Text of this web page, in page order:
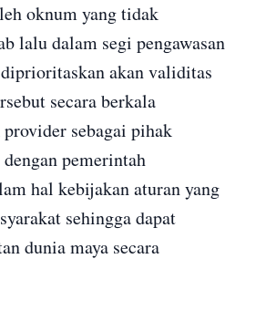
oknum yang tidak
lalu dalam segi pengawasan
akan validitas
secara berkala
sebagai pihak
pemerintah
hal kebijakan aturan yang
sehingga dapat
dunia maya secara